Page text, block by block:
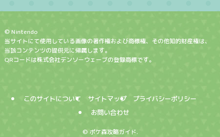
© Nintendo
当サイトにて使用している画像の著作権および商標権、その他知的財産権は、
当該コンテンツの提供元に帰属します。
QRコードは株式会社デンソーウェーブの登録商標です。
このサイトについて サイトマップ
プライバシーポリシー
お問い合わせ
© ポケ森攻略ガイド.